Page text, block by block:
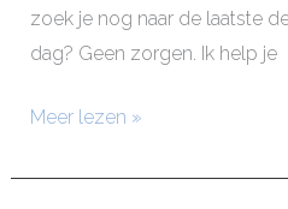
zoek je nog naar de laatste
dag? Geen zorgen. Ik help je
Meer lezen »